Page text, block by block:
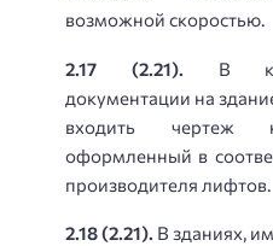
возможной скоростью.
2.17 (2.21). В
документации на
входить чертеж
оформленный в
производителя лифтов.
2.18 (2.21). В зданиях,